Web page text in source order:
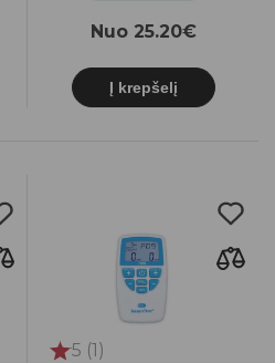
Nuo 25.20€
Į krepšelį
5 (1)